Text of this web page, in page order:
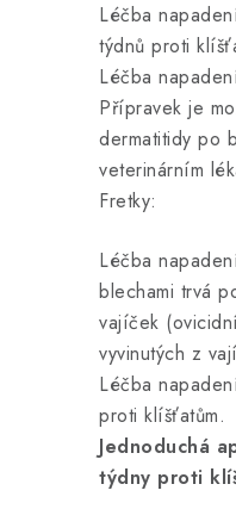
Léčba
týdnů proti
Léčba
Přípravek je
dermatitidy po
veterinárním
Fretky:
Léčba
blechami trvá
vajíček
vyvinutých z
Léčba
proti klíšťatům.
Jednoduchá
týdny proti